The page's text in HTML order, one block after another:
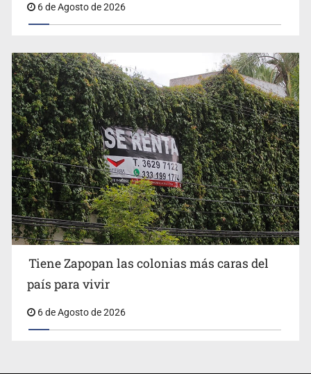
6 de Agosto de 2026
Tiene Zapopan las colonias más caras del
país para vivir
6 de Agosto de 2026